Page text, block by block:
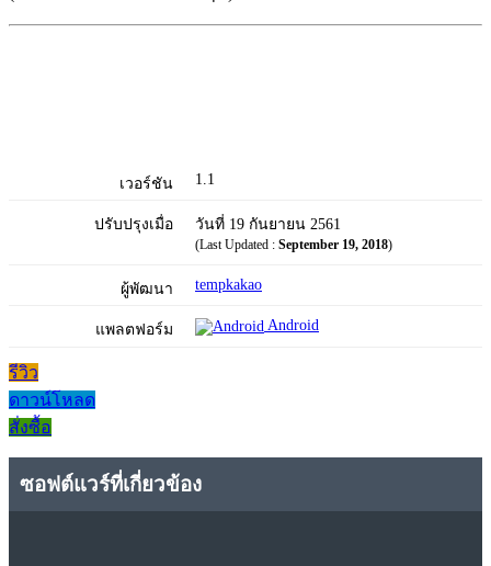
เวอร์ชัน 1.1
ปรับปรุงเมื่อ วันที่ 19 กันยายน 2561
(Last Updated : September 19, 2018)
ผู้พัฒนา tempkakao
แพลตฟอร์ม Android
รีวิว
ดาวน์โหลด
สั่งซื้อ
ซอฟต์แวร์ที่เกี่ยวข้อง